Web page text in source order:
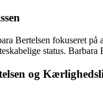
Bertelsen fokuseret
status.
og